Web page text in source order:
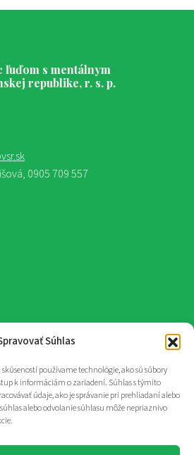
Súhlas
používame technológie, ako sú súbory
k informáciám o zariadení. Súhlas s týmito
údaje, ako je správanie pri prehliadaní alebo
alebo odvolanie súhlasu môže nepriaznivo
ľuďom s mentálnym
republike, r. s. p.
0905 709 557
nami!